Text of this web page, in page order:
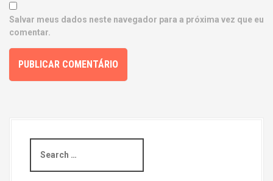
Salvar meus dados neste navegador para a próxima vez que eu
comentar.
a